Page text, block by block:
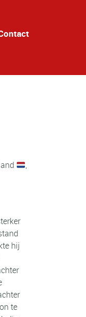
,
hij
te